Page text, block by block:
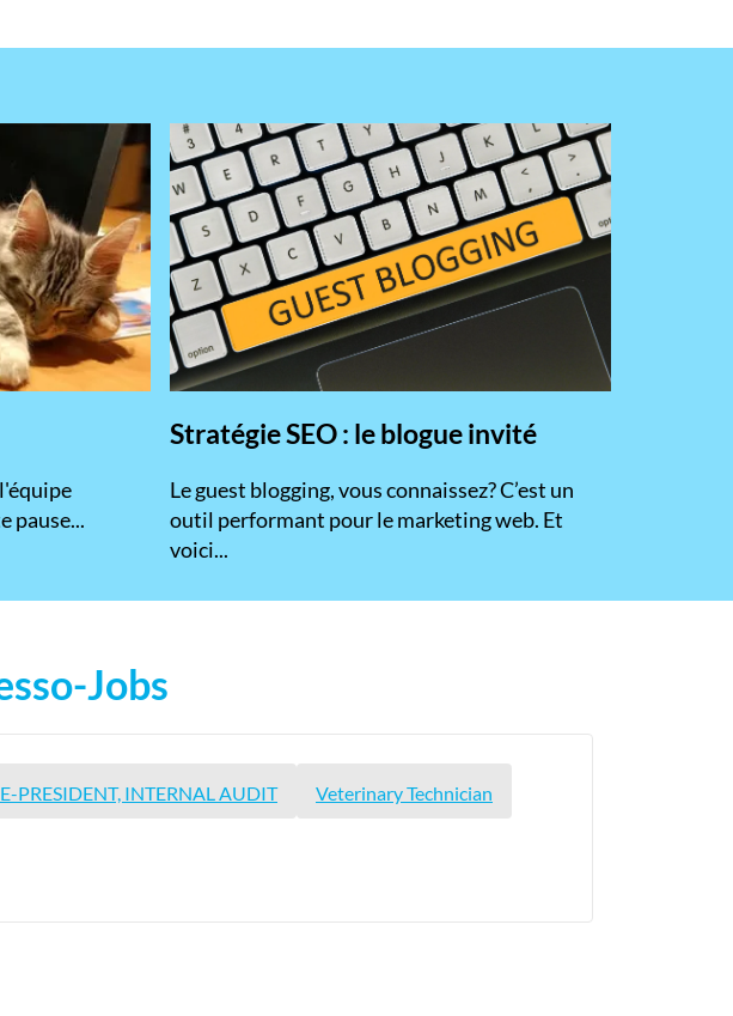
pause...
Stratégie SEO : le blogue invité
​Le guest blogging, vous connaissez? C’est un
outil performant pour le marketing web. Et
voici...
Jobs
PRESIDENT, INTERNAL AUDIT Veterinary Technician